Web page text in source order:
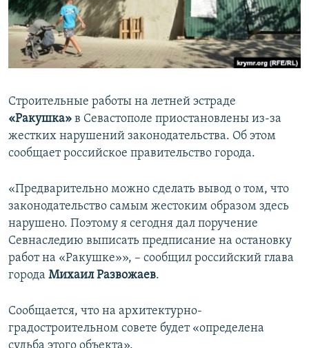
ПОБЕДИТЕЛЕЙ НЕ СУДЯТ?
КРЫМ.НЕПОКОРЕННЫЙ
ELIFBE
ПРИСОЕДИНЯЙТЕСЬ!
Все сайты RFE/RL
Строительные работы на летней эстраде
«Ракушка» в Севастополе приостановлены из-за
жестких нарушений законодательства. Об этом
сообщает российское правительство города.
«Предварительно можно сделать вывод о том, что
законодательство самым жестоким образом здесь
нарушено. Поэтому я сегодня дал поручение
Севнаследию выписать предписание на остановку
работ на «Ракушке»», – сообщил российский глава
города Михаил Развожаев.
Сообщается, что на архитектурно-
градостроительном совете будет «определена